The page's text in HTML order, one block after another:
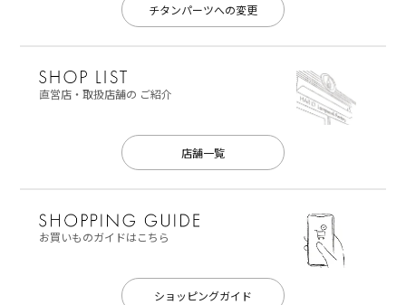
チタンパーツへの変更
直営店・取扱店舗の ご紹介
店舗一覧
お買いものガイドはこちら
ショッピングガイド